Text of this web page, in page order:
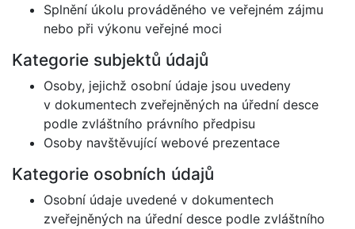
Splnění úkolu prováděného ve veřejném zájmu
nebo při výkonu veřejné moci
Kategorie subjektů údajů
Osoby, jejichž osobní údaje jsou uvedeny
v dokumentech zveřejněných na úřední desce
podle zvláštního právního předpisu
Osoby navštěvující webové prezentace
Kategorie osobních údajů
Osobní údaje uvedené v dokumentech
zveřejněných na úřední desce podle zvláštního